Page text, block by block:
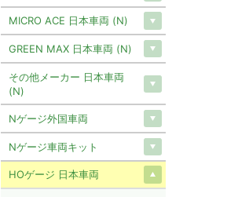
MICRO ACE 日本車両 (N)
GREEN MAX 日本車両 (N)
その他メーカー 日本車両
(N)
Nゲージ外国車両
Nゲージ車両キット
HOゲージ 日本車両